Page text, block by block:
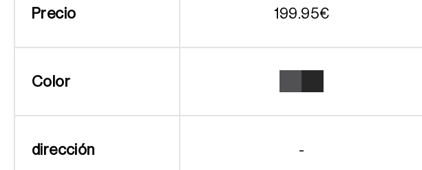
Precio 199.95€
Color
dirección -